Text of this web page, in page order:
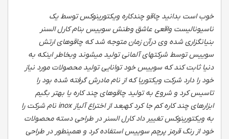
خوب است بدانید چاقو چندکاره ویکتورینوکس توسط یک
ناسیونالیست واقعی عاشق وطنش سوییس بنام کارل السنر
بنیانگزاری شده وی درآن زمان متوجه شد که چاقوهای ارتش
سوییس توسط شرکتهای آلمانی تولید میشوند وبخاطر اینکه به
دنیا ثابت کند که سوییس خود توانایی تولید محصولات مورد نیاز
خود را دارد شرکت ویکتوریا که از نام مادرش گرفته شده بود را
تاسیس کرد و شروع به تولید چاقوهای چند کاره یا بهتر بگیم
ابزارهای چند کاره کم جا کرد کهبعد از اختراع آلیاز inox نام شرکت را
به ویکتورینوکس تغییر داد کارل السنر در طراحی دسته محصولات
خود از رنگ قرمز پرچم سوییس استفاده کرد و همینطور در طراحی